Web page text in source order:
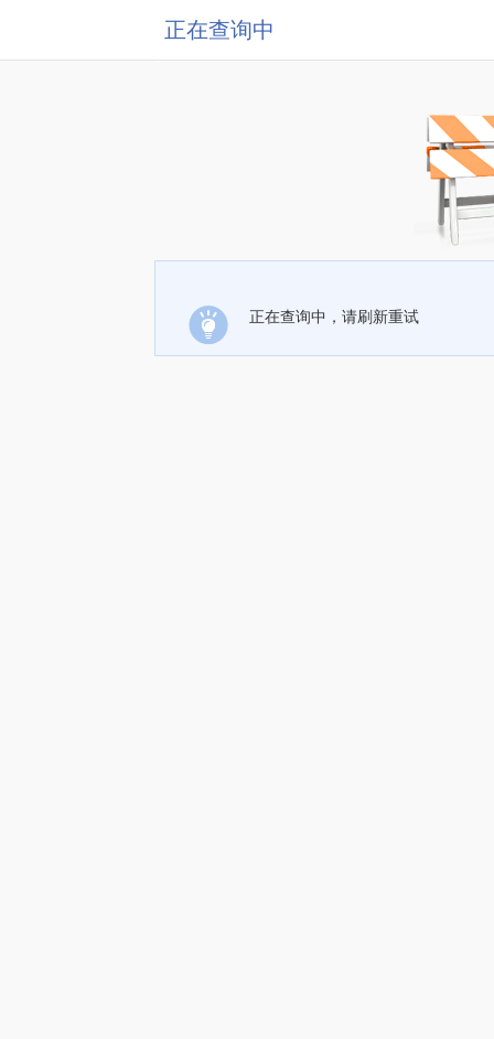
正在查询中
正在查询中，请刷新重试